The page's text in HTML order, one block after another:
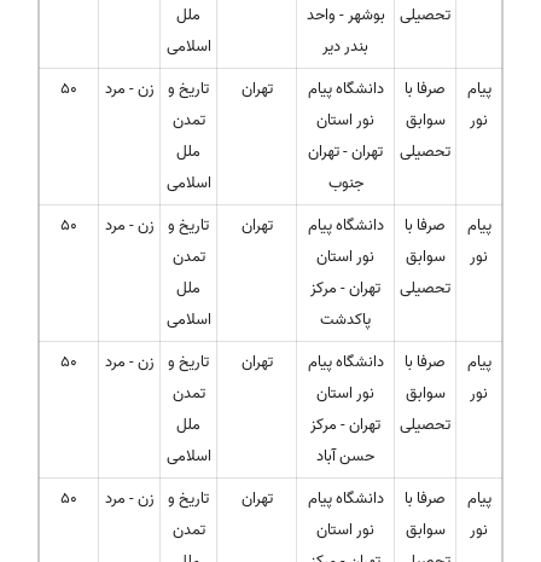
تحصیلی
بوشهر - واحد
بندر دیر
ملل
اسلامی
پیام
نور
صرفا با
سوابق
تحصیلی
دانشگاه پیام
نور استان
تهران - تهران
جنوب
تهران
تاریخ و
تمدن
ملل
اسلامی
زن - مرد 50
پیام
نور
صرفا با
سوابق
تحصیلی
دانشگاه پیام
نور استان
تهران - مرکز
پاکدشت
تهران
تاریخ و
تمدن
ملل
اسلامی
زن - مرد 50
پیام
نور
صرفا با
سوابق
تحصیلی
دانشگاه پیام
نور استان
تهران - مرکز
حسن آباد
تهران
تاریخ و
تمدن
ملل
اسلامی
زن - مرد 50
پیام
نور
صرفا با
سوابق
دانشگاه پیام
نور استان
تهران
تاریخ و
تمدن
زن - مرد 50